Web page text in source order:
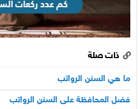
ذات صلة
ما هي السنن الرواتب
فضل المحافظة على السنن الرواتب